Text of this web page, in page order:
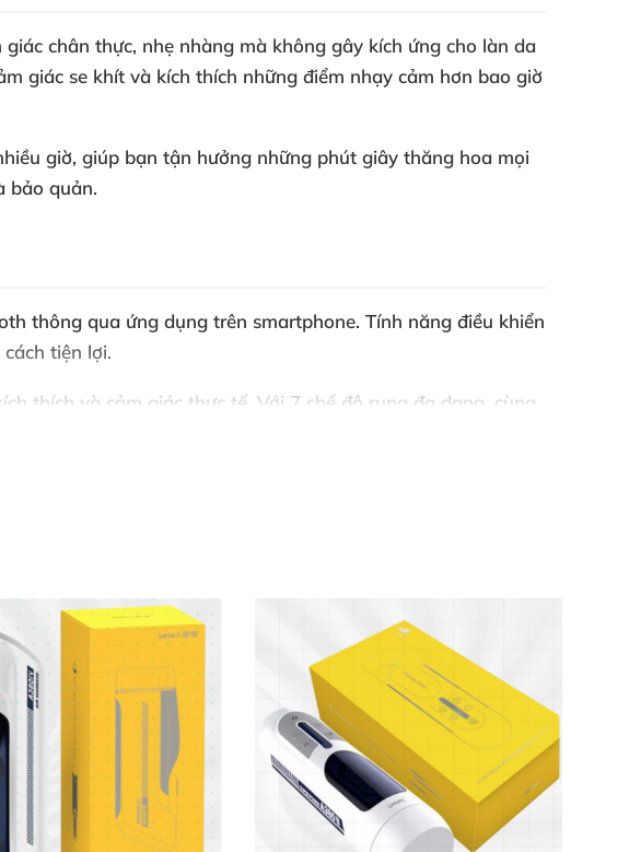
giác chân thực, nhẹ nhàng mà không gây kích ứng cho làn da
giác se khít và kích thích những điểm nhạy cảm hơn bao giờ
giờ, giúp bạn tận hưởng những phút giây thăng hoa mọi
bảo quản.
thông qua ứng dụng trên smartphone. Tính năng điều khiển
tiện lợi.
thích và cảm giác thực tế. Với 7 chế độ rung đa dạng, cùng
hài lòng cả những khách hàng khó tính nhất.
cao.